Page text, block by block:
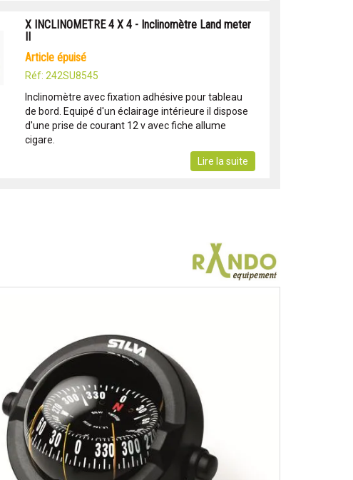
X INCLINOMETRE 4 X 4 - Inclinomètre Land meter
II
article épuisé
Réf: 242SU8545
Inclinomètre avec fixation adhésive pour tableau
de bord. Equipé d'un éclairage intérieure il dispose
d'une prise de courant 12 v avec fiche allume
cigare.
Lire la suite